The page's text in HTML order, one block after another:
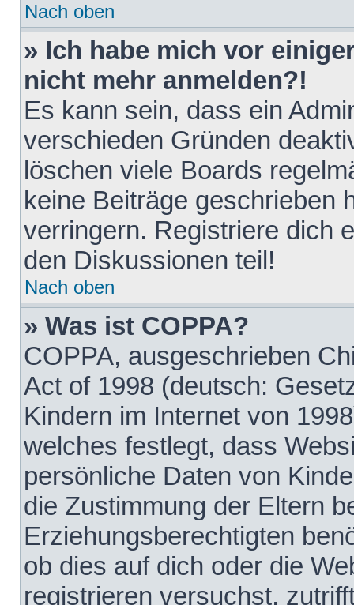
Nach oben
» Ich habe mich vor
nicht mehr anmelden?!
Es kann sein, dass ein
verschieden Gründen
löschen viele Boards
keine Beiträge geschrieben
verringern. Registriere dich
den Diskussionen teil!
Nach oben
» Was ist COPPA?
COPPA, ausgeschrieben
Act of 1998 (deutsch:
Kindern im Internet von
welches festlegt, dass
persönliche Daten von
die Zustimmung der Eltern
Erziehungsberechtigten
ob dies auf dich oder die
registrieren versuchst,